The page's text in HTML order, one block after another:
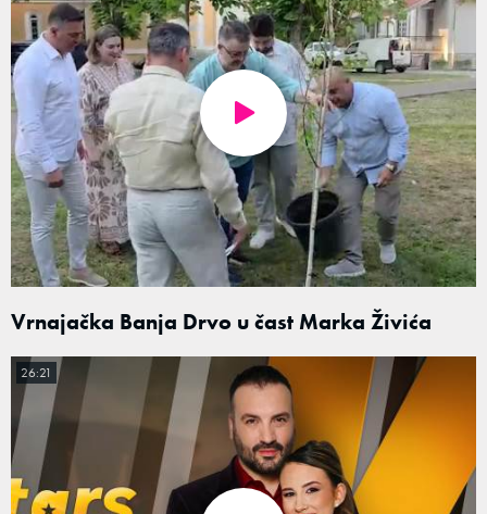
Vrnajačka Banja Drvo u čast Marka Živića
26:21